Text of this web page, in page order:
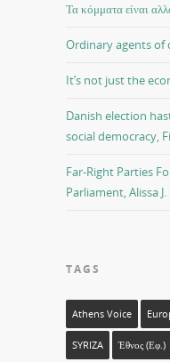
Τα κόμματα είναι
Ordinary agents of
It’s not just the
Danish election
social democracy,
Far-Right Parties
Parliament, Alissa
TAGS
Athens Voice
SYRIZA Έθνος (εφ.)